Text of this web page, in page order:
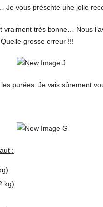
Je vous présente une jolie
vraiment très bonne… Nous
Quelle grosse erreur !!!
purées. Je vais sûrement
:
kg)